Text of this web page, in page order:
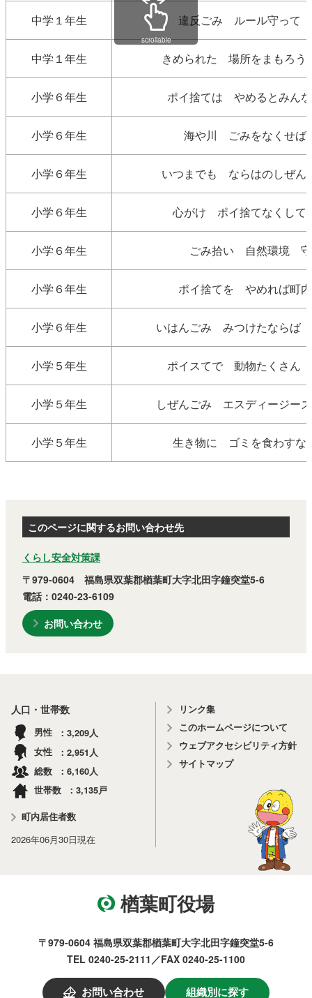
中学１年生 違反ごみ ルール守って
中学１年生 きめられた 場所をまもろ
小学６年生 ポイ捨ては やめるとみん
小学６年生 海や川 ごみをなくせ
小学６年生 いつまでも ならはのしぜ
小学６年生 心がけ ポイ捨てなくし
小学６年生 ごみ拾い 自然環境 守
小学６年生 ポイ捨てを やめれば町
小学６年生 いはんごみ みつけたならば
小学５年生 ポイスてで 動物たくさん
小学５年生 しぜんごみ エスディージー
小学５年生 生き物に ゴミを食わす
scrollable
このページに関するお問い合わせ先
くらし安全対策課
〒979-0604 福島県双葉郡楢葉町大字北田字鐘突堂5-6
電話：0240-23-6109
お問い合わせ
楢葉町役場
〒979-0604 福島県双葉郡楢葉町大字北田字鐘突堂5-6
TEL 0240-25-2111／FAX 0240-25-1100
お問い合わせ 組織別に探す
人口・世帯数
男性 3,209 人
女性
2,951 人
総数
6,160人
世帯数
3,135戸
町内居住者数
2026年06月30日現在
リンク集
このホームページについて
ウェブアクセシビリティ方針
サイトマップ